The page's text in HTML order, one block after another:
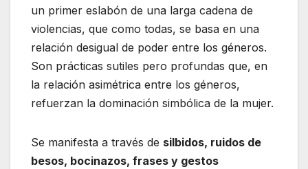
un primer eslabón de una larga cadena de
violencias, que como todas, se basa en una
relación desigual de poder entre los géneros.
Son prácticas sutiles pero profundas que, en
la relación asimétrica entre los géneros,
refuerzan la dominación simbólica de la mujer.
Se manifesta a través de silbidos, ruidos de
besos, bocinazos, frases y gestos